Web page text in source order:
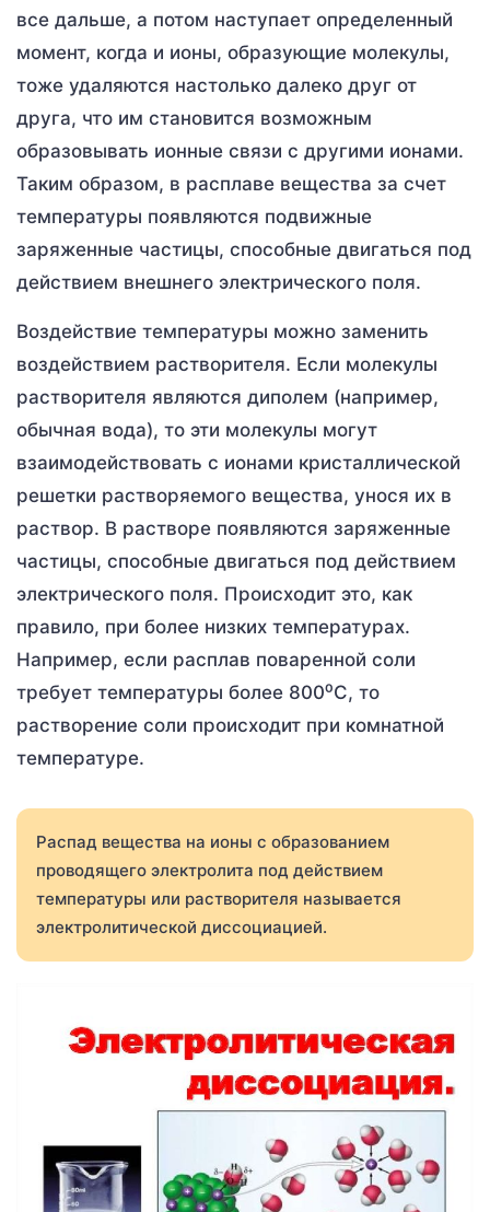
все дальше, а потом наступает определенный
момент, когда и ионы, образующие молекулы,
тоже удаляются настолько далеко друг от
друга, что им становится возможным
образовывать ионные связи с другими ионами.
Таким образом, в расплаве вещества за счет
температуры появляются подвижные
заряженные частицы, способные двигаться под
действием внешнего электрического поля.
Воздействие температуры можно заменить
воздействием растворителя. Если молекулы
растворителя являются диполем (например,
обычная вода), то эти молекулы могут
взаимодействовать с ионами кристаллической
решетки растворяемого вещества, унося их в
раствор. В растворе появляются заряженные
частицы, способные двигаться под действием
электрического поля. Происходит это, как
правило, при более низких температурах.
Например, если расплав поваренной соли
требует температуры более 800⁰C, то
растворение соли происходит при комнатной
температуре.
Распад вещества на ионы с образованием
проводящего электролита под действием
температуры или растворителя называется
электролитической диссоциацией.